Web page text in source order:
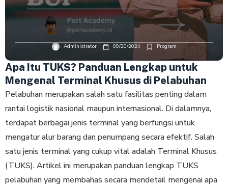
Administrator 09/20/2024 Program
Apa Itu TUKS? Panduan Lengkap untuk
Mengenal Terminal Khusus di Pelabuhan
Pelabuhan merupakan salah satu fasilitas penting dalam
rantai logistik nasional maupun internasional. Di dalamnya,
terdapat berbagai jenis terminal yang berfungsi untuk
mengatur alur barang dan penumpang secara efektif. Salah
satu jenis terminal yang cukup vital adalah Terminal Khusus
(TUKS). Artikel ini merupakan panduan lengkap TUKS
pelabuhan yang membahas secara mendetail mengenai apa